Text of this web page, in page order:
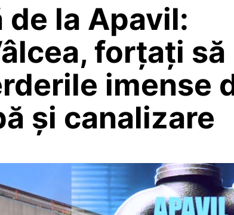
de la Apavil:
forțați să
imense
și canalizare